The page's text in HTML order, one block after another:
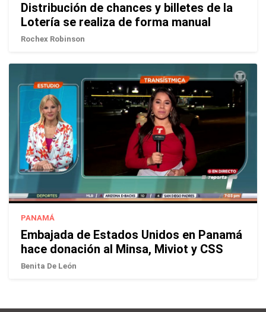
Distribución de chances y billetes de la
Lotería se realiza de forma manual
Rochex Robinson
PANAMÁ
Embajada de Estados Unidos en Panamá
hace donación al Minsa, Miviot y CSS
Benita De León